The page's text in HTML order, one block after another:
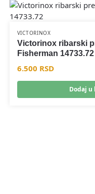
VICTORINOX
Victorinox ribarski
Fisherman 14733.72
6.500 RSD
Dodaj u